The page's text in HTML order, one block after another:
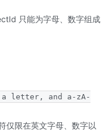
只能为字母、数字组成
a letter, and a-zA-
仅限在英文字母、数字以